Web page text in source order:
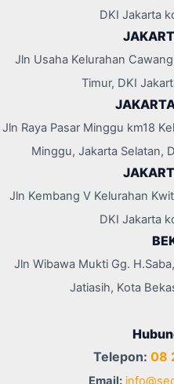
DKI Jakarta
Jln Usaha Kelurahan
Timur, DKI
Jln Raya Pasar Minggu km18
Minggu, Jakarta Selatan,
Jln Kembang V Kelurahan
DKI Jakarta
Jln Wibawa Mukti Gg.
Jatiasih, Kota
Telepon: 08
Email: